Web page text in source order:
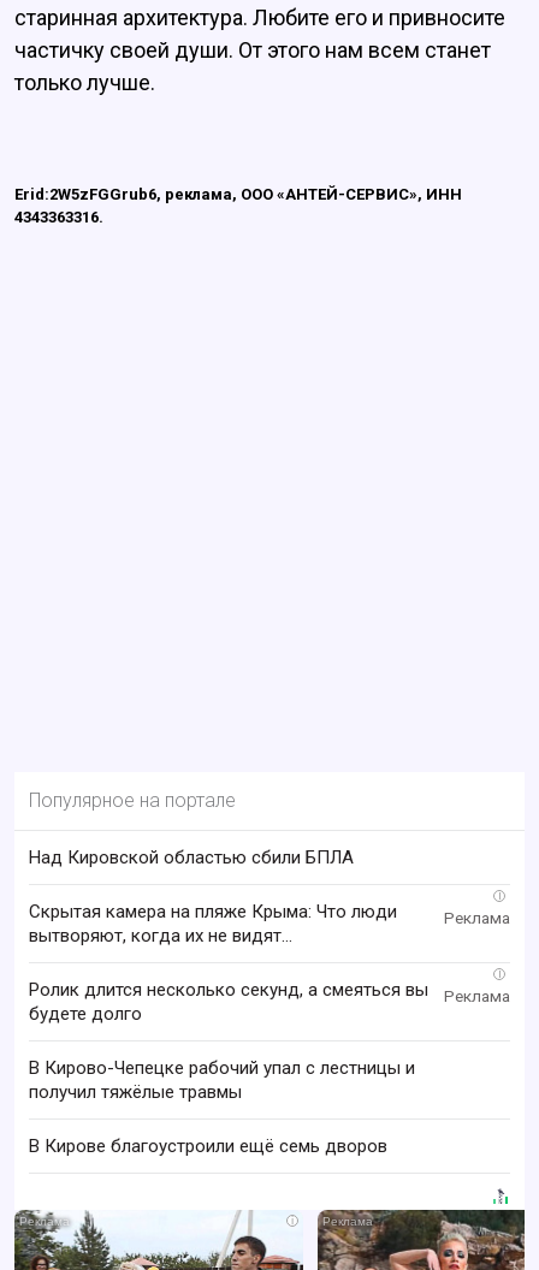
старинная архитектура. Любите его и привносите
частичку своей души. От этого нам всем станет
только лучше.
Erid:2W5zFGGrub6, реклама, ООО «АНТЕЙ-СЕРВИС», ИНН
4343363316.
Популярное на портале
Над Кировской областью сбили БПЛА
i
Скрытая камера на пляже Крыма: Что люди
вытворяют, когда их не видят...
i
Ролик длится несколько секунд, а смеяться вы
будете долго
В Кирово-Чепецке рабочий упал с лестницы и
получил тяжёлые травмы
В Кирове благоустроили ещё семь дворов
i